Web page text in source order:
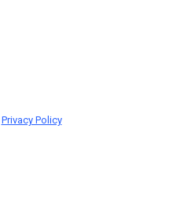
Privacy Policy